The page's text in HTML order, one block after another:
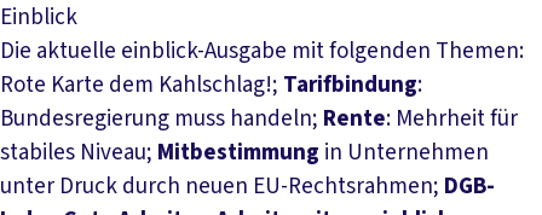
Einblick
Die aktuelle einblick-Ausgabe mit folgenden Themen:
Rote Karte dem Kahlschlag!; Tarifbindung:
Bundesregierung muss handeln; Rente: Mehrheit für
stabiles Niveau; Mitbestimmung in Unternehmen
unter Druck durch neuen EU-Rechtsrahmen; DGB-